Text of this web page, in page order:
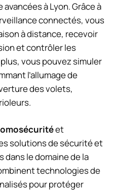
à Lyon. Grâce à
connectés, vous
à distance, recevoir
et contrôler les
vous pouvez simuler
l’allumage de
des volets,
et
solutions de sécurité et
le domaine de la
technologies de
pour protéger